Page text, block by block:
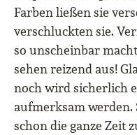
Farben ließen sie
verschluckten sie.
so unscheinbar
sehen reizend aus!
noch wird sicherlich
aufmerksam werden.
schon die ganze Zeit